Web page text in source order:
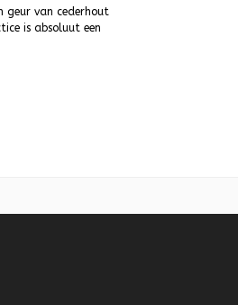
geur van cederhout
is absoluut een